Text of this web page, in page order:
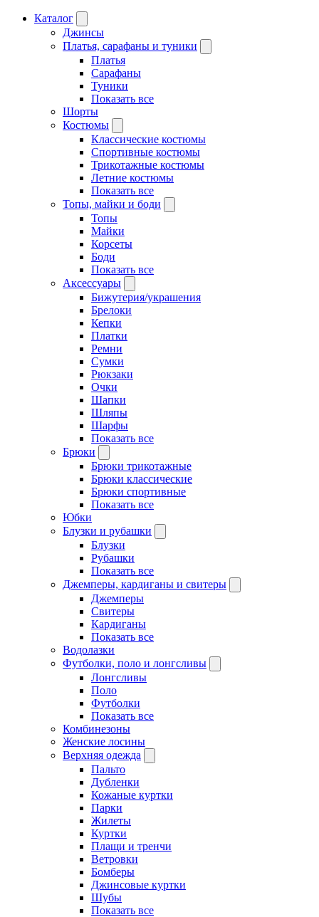
Каталог
Джинсы
Платья, сарафаны и туники
Платья
Сарафаны
Туники
Показать все
Шорты
Костюмы
Классические костюмы
Спортивные костюмы
Трикотажные костюмы
Летние костюмы
Показать все
Топы, майки и боди
Топы
Майки
Корсеты
Боди
Показать все
Аксессуары
Бижутерия/украшения
Брелоки
Кепки
Платки
Ремни
Сумки
Рюкзаки
Очки
Шапки
Шляпы
Шарфы
Показать все
Брюки
Брюки трикотажные
Брюки классические
Брюки спортивные
Показать все
Юбки
Блузки и рубашки
Блузки
Рубашки
Показать все
Джемперы, кардиганы и свитеры
Джемперы
Свитеры
Кардиганы
Показать все
Водолазки
Футболки, поло и лонгсливы
Лонгсливы
Поло
Футболки
Показать все
Комбинезоны
Женские лосины
Верхняя одежда
Пальто
Дубленки
Кожаные куртки
Парки
Жилеты
Куртки
Плащи и тренчи
Ветровки
Бомберы
Джинсовые куртки
Шубы
Показать все